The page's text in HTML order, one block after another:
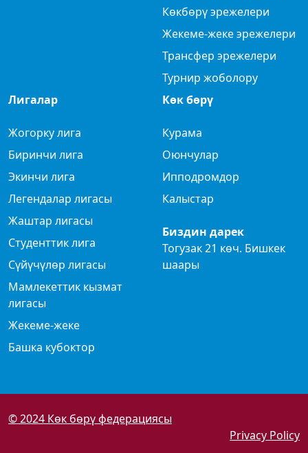
Көкбөрү эрежелери
Жекеме-жеке эрежелери
Трансфер эрежелери
Турнир жоболору
Лигалар
Жогорку лига
Биринчи лига
Экинчи лига
Легендалар лигасы
Жаштар лигасы
Студенттик лига
Сүйүчүлөр лигасы
Мамлекеттик кызмат
лигасы
Жекеме-жеке
Башка кубоктор
Көк бөрү
Курама
Оюнчулар
Ипподромдор
Калыстар
Биздин дарек
Тогузак 21 көч. Бишкек
шаары
© 2024 Көк бөрү федерациясы
Privacy Policy